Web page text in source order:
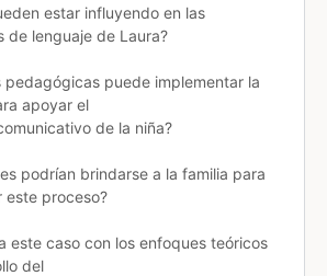
estar influyendo en las
de lenguaje de Laura?
pedagógicas puede implementar la
apoyar el
de la niña?
podrían brindarse a la familia para
este proceso?
este caso con los enfoques teóricos
del